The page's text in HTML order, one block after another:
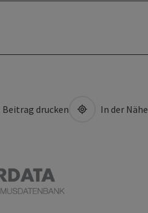
Beitrag drucken In der Nähe